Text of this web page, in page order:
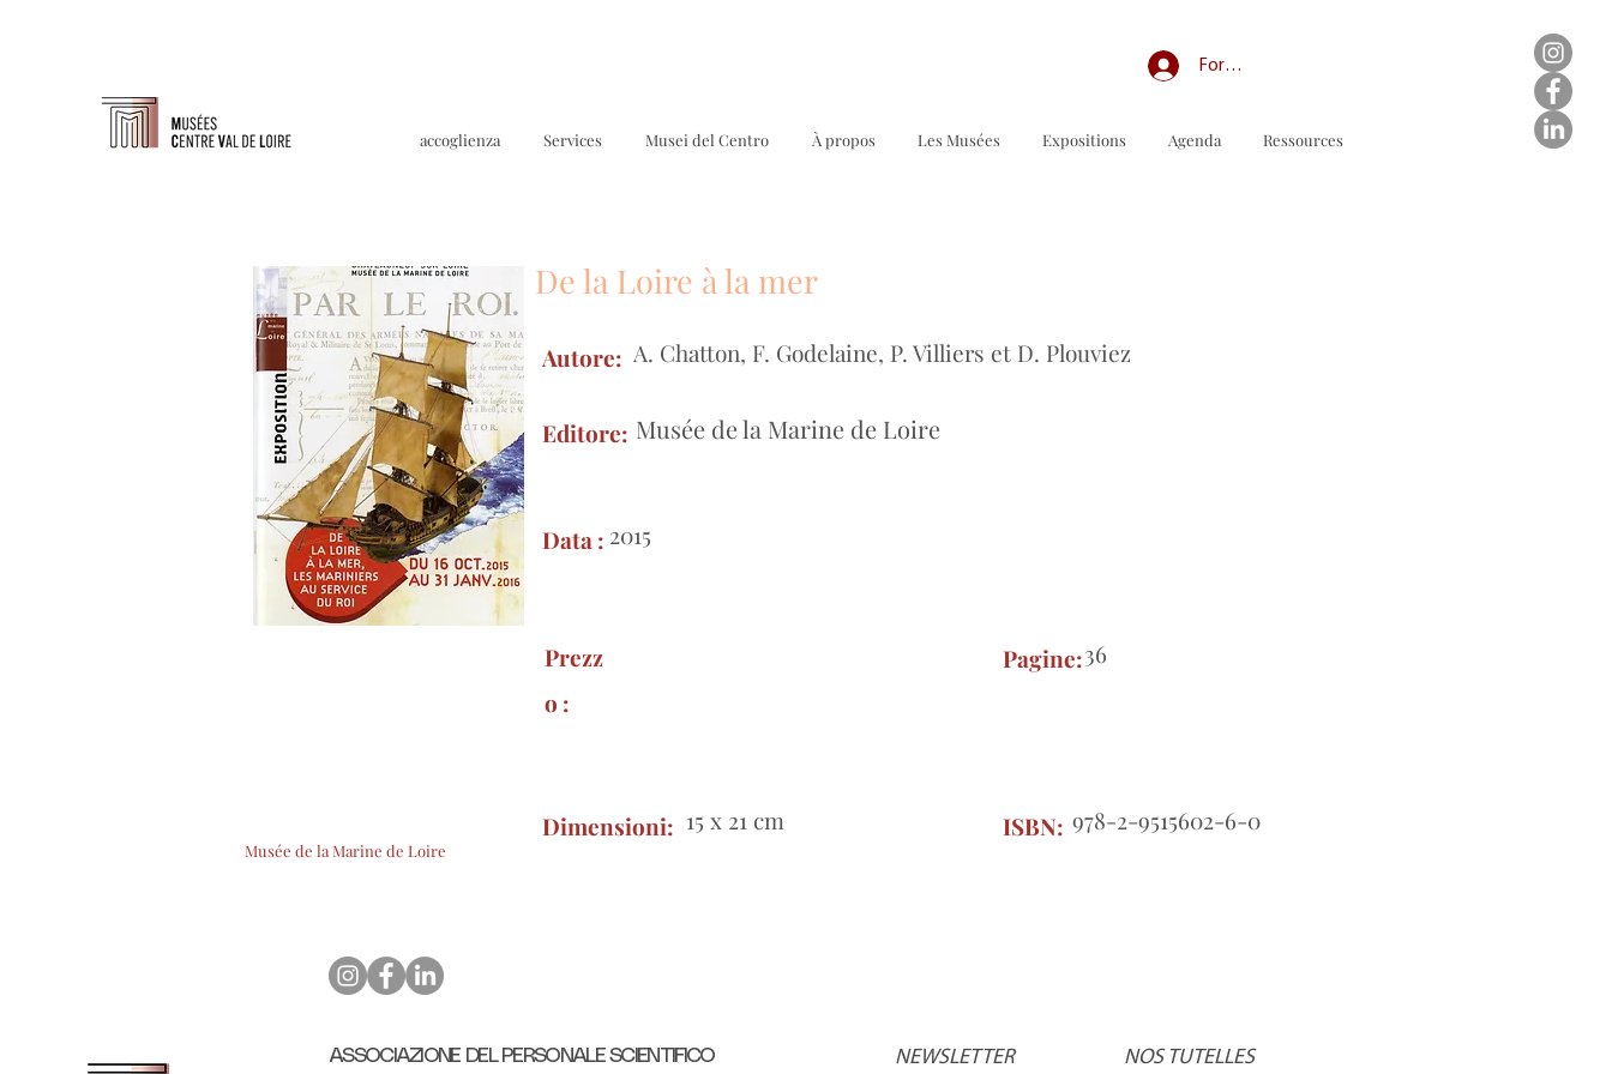
Forum professionnel/My Groups
accoglienza Services Musei del Centro À propos Les Musées Expositions Agenda Ressources
De la Loire à la mer
Autore: A. Chatton, F. Godelaine, P. Villiers et D. Plouviez
Musée de la Marine de Loire
Editore:
2015
Data :
Prezz
o :
36
Pagine:
Musée de la Marine de Loire
15 x 21 cm
Dimensioni: 978-2-9515602-6-0
ISBN:
ASSOCIAZIONE DEL PERSONALE SCIENTIFICO NEWSLETTER NOS TUTELLES